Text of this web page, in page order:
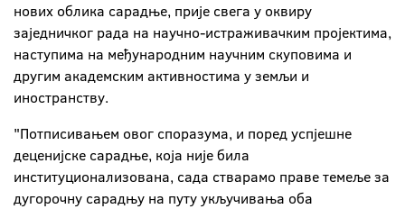
нових облика сарадње, прије свега у оквиру
заједничког рада на научно-истраживачким пројектима,
наступима на међународним научним скуповима и
другим академским активностима у земљи и
иностранству.
"Потписивањем овог споразума, и поред успјешне
деценијске сарадње, која није била
институционализована, сада стварамо праве темеље за
дугорочну сарадњу на путу укључивања оба